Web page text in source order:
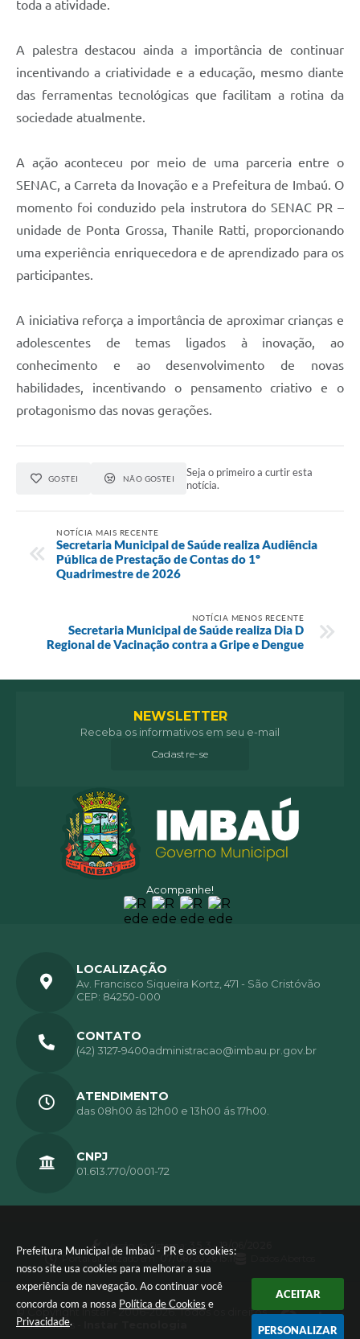
Prefeitura Municipal de Imbaú - PR e os cookies:
nosso site usa cookies para melhorar a sua
experiência de navegação. Ao continuar você
concorda com a nossa Política de Cookies e
Privacidade.
ACEITAR
PERSONALIZAR
toda a atividade.
A palestra destacou ainda a importância de continuar
incentivando a criatividade e a educação, mesmo diante
das ferramentas tecnológicas que facilitam a rotina da
sociedade atualmente.
A ação aconteceu por meio de uma parceria entre o
SENAC, a Carreta da Inovação e a Prefeitura de Imbaú. O
momento foi conduzido pela instrutora do SENAC PR –
unidade de Ponta Grossa, Thanile Ratti, proporcionando
uma experiência enriquecedora e de aprendizado para os
participantes.
A iniciativa reforça a importância de aproximar crianças e
adolescentes de temas ligados à inovação, ao
conhecimento e ao desenvolvimento de novas
habilidades, incentivando o pensamento criativo e o
protagonismo das novas gerações.
GOSTEI NÃO GOSTEI
Seja o primeiro a curtir esta
notícia.
NOTÍCIA MAIS RECENTE
Secretaria Municipal de Saúde realiza Audiência
Pública de Prestação de Contas do 1º
Quadrimestre de 2026
NOTÍCIA MENOS RECENTE
Secretaria Municipal de Saúde realiza Dia D
Regional de Vacinação contra a Gripe e Dengue
Acompanhe!
NEWSLETTER
Receba os informativos em seu e-mail
Cadastre-se
LOCALIZAÇÃO
Av. Francisco Siqueira Kortz, 471 - São Cristóvão
CEP: 84250-000
CONTATO
(42) 3127-9400administracao@imbau.pr.gov.br
ATENDIMENTO
das 08h00 ás 12h00 e 13h00 ás 17h00.
CNPJ
01.613.770/0001-72
Versão do Sistema:
3.5.3 - 19/06/2026
Portal atualizado em:
07/08/2026 15:11
© Copyright Instar - 2006-2026. Todos os direitos
reservados -